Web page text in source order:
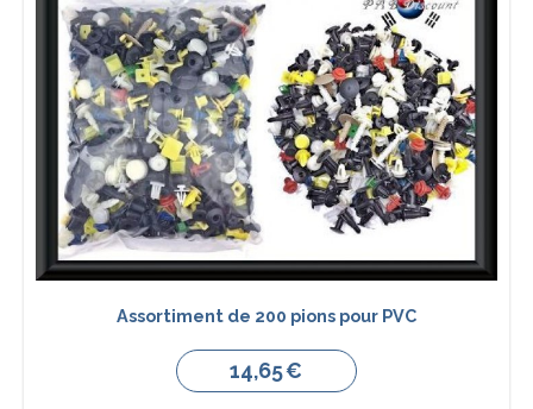
Assortiment de 200 pions pour PVC
14,65€